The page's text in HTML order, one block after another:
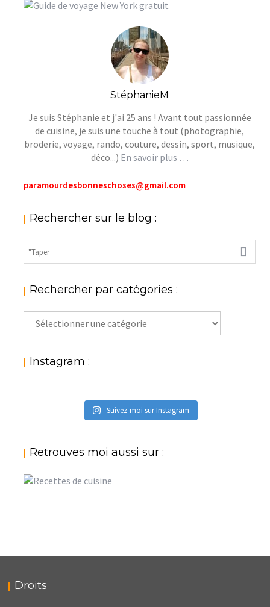
StéphanieM
Je suis Stéphanie et j'ai 25 ans ! Avant tout passionnée
de cuisine, je suis une touche à tout (photographie,
broderie, voyage, rando, couture, dessin, sport, musique,
déco...) En savoir plus …
paramourdesbonneschoses@gmail.com
Rechercher sur le blog :
Rechercher par catégories :
Rechercher
par
: Instagram :
Suivez-moi sur Instagram
Retrouves moi aussi sur :
Droits